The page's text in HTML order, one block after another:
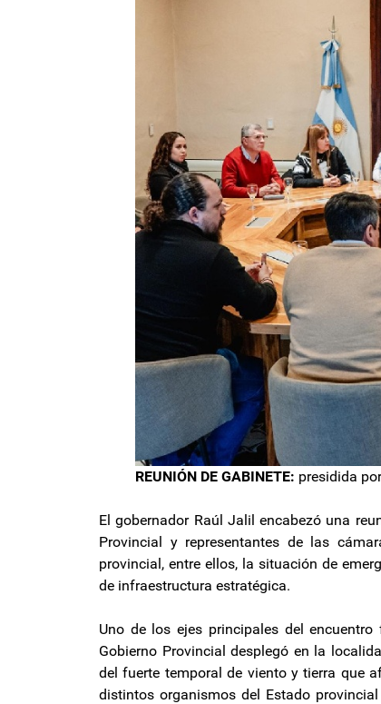
REUNIÓN DE GABINETE: presidida
El gobernador Raúl Jalil encabezó una
Provincial y representantes de las
provincial, entre ellos, la situación de
de infraestructura estratégica.
Uno de los ejes principales del
Gobierno Provincial desplegó en la
del fuerte temporal de viento y tierra que
distintos organismos del Estado